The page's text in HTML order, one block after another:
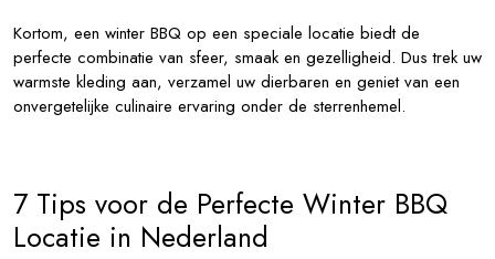
Kortom, een winter BBQ op een speciale locatie biedt de
perfecte combinatie van sfeer, smaak en gezelligheid. Dus trek uw
warmste kleding aan, verzamel uw dierbaren en geniet van een
onvergetelijke culinaire ervaring onder de sterrenhemel.
7 Tips voor de Perfecte Winter BBQ
Locatie in Nederland